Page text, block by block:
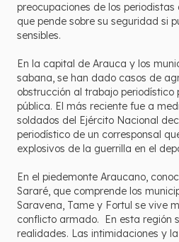
preocupaciones de los
que pende sobre su seguridad si
sensibles.
En la capital de Arauca y los
sabana, se han dado casos de
obstrucción al trabajo periodístico
pública. El más reciente fue a
soldados del Ejército Nacional
periodístico de un corresponsal
explosivos de la guerrilla en el
En el piedemonte Araucano,
Sararé, que comprende los
Saravena, Tame y Fortul se vive
conflicto armado. En esta región
realidades. Las intimidaciones y